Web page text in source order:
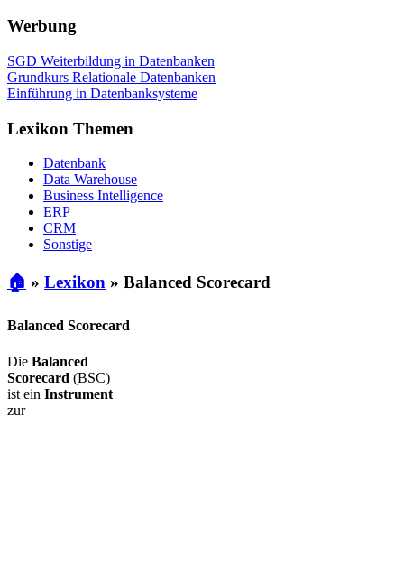
Werbung
SGD Weiterbildung in Datenbanken
Grundkurs Relationale Datenbanken
Einführung in Datenbanksysteme
Lexikon Themen
Datenbank
Data Warehouse
Business Intelligence
ERP
CRM
Sonstige
🏠 » Lexikon » Balanced Scorecard
Balanced Scorecard
Die Balanced
Scorecard (BSC)
ist ein Instrument
zur